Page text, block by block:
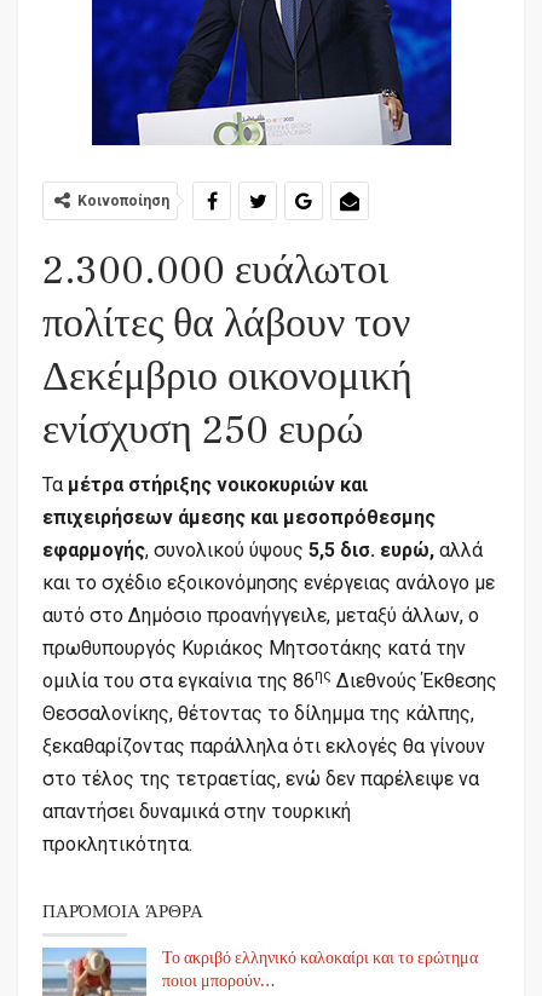
Κοινοποίηση
2.300.000 ευάλωτοι
πολίτες θα λάβουν τον
Δεκέμβριο οικονομική
ενίσχυση 250 ευρώ
Τα μέτρα στήριξης νοικοκυριών και
επιχειρήσεων άμεσης και μεσοπρόθεσμης
εφαρμογής, συνολικού ύψους 5,5 δισ. ευρώ, αλλά
και το σχέδιο εξοικονόμησης ενέργειας ανάλογο με
αυτό στο Δημόσιο προανήγγειλε, μεταξύ άλλων, ο
πρωθυπουργός Κυριάκος Μητσοτάκης κατά την
ομιλία του στα εγκαίνια της 86ης Διεθνούς Έκθεσης
Θεσσαλονίκης, θέτοντας το δίλημμα της κάλπης,
ξεκαθαρίζοντας παράλληλα ότι εκλογές θα γίνουν
στο τέλος της τετραετίας, ενώ δεν παρέλειψε να
απαντήσει δυναμικά στην τουρκική
προκλητικότητα.
ΠΑΡΌΜΟΙΑ ΆΡΘΡΑ
Το ακριβό ελληνικό καλοκαίρι και το ερώτημα
ποιοι μπορούν…